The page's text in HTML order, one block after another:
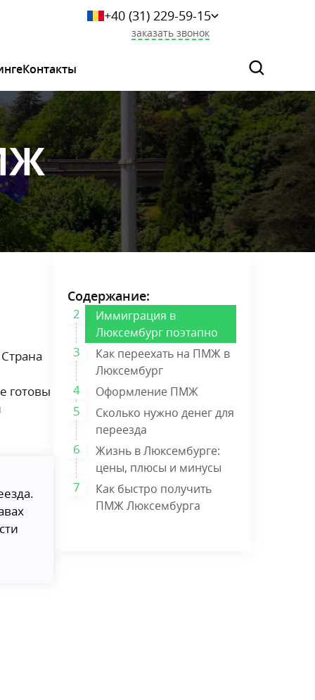
+40 (31) 229-59-15
+359 249-044-46
заказать звонок
Контакты
Содержание:
Иммиграция в
Люксембург поэтапно
Как переехать на ПМЖ в
Люксембург
Оформление ПМЖ
Сколько нужно денег для
переезда
Жизнь в Люксембурге:
цены, плюсы и минусы
Как быстро получить
ПМЖ Люксембурга
готовы